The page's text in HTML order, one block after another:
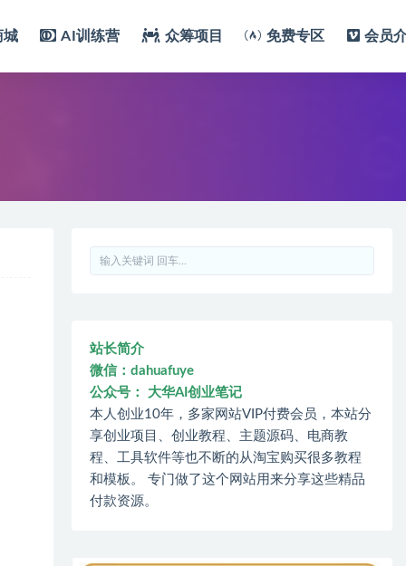
城 AI训练营 众筹项目 免费专区 会员
站长简介
微信：dahuafuye
公众号： 大华AI创业笔记
本人创业10年，多家网站VIP付费会员，本站分
享创业项目、创业教程、主题源码、电商教
程、工具软件等也不断的从淘宝购买很多教程
和模板。 专门做了这个网站用来分享这些精品
付款资源。